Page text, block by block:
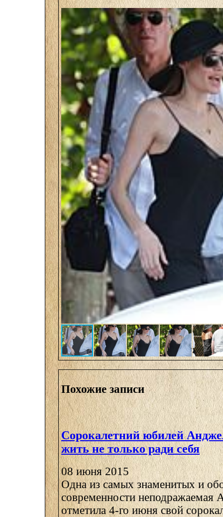
Похожие записи
Сорокалетний юбилей
жить не только ради себя
08 июня 2015
Одна из самых знаменитых и
современности
отметила 4-го июня свой